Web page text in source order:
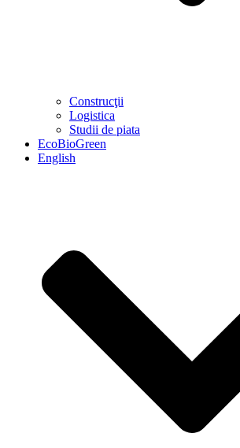
Construcţii
Logistica
Studii de piata
EcoBioGreen
English